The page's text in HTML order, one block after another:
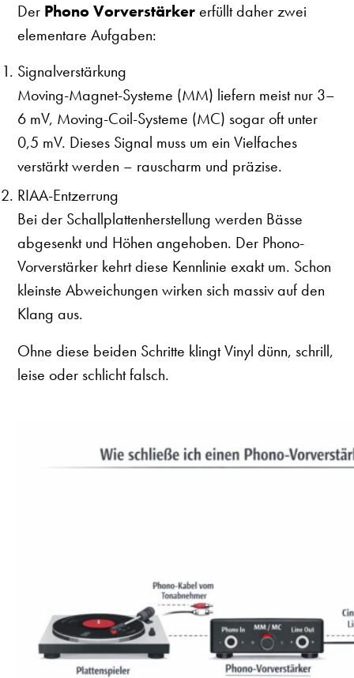
Der Phono Vorverstärkererfüllt daher zwei
elementare Aufgaben:
Signalverstärkung
Moving-Magnet-Systeme (MM) liefern meist nur 3–
6 mV, Moving-Coil-Systeme (MC) sogar oft unter
0,5 mV. Dieses Signal muss um ein Vielfaches
verstärkt werden – rauscharm und präzise.
RIAA-Entzerrung
Bei der Schallplattenherstellung werden Bässe
abgesenkt und Höhen angehoben. Der Phono-
Vorverstärker kehrt diese Kennlinie exakt um. Schon
kleinste Abweichungen wirken sich massiv auf den
Klang aus.
Ohne diese beiden Schritte klingt Vinyl dünn, schrill,
leise oder schlicht falsch.